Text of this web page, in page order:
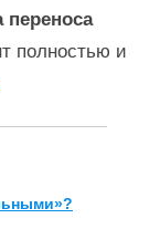
переноса
полностью и